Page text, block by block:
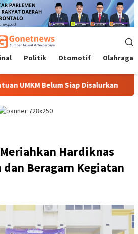
Politik Otomotif Olahraga
Belum Siap Disalurkan Tak
Hardiknas
dan Beragam Kegiatan